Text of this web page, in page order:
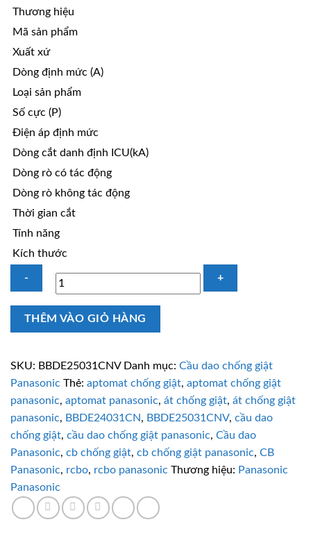
là:
954.000 ₫.
Thương hiệu
Mã sản phẩm
Xuất xứ
Dòng định mức (A)
Loại sản phẩm
Số cực (P)
Điện áp định mức
Dòng cắt danh định ICU(kA)
Dòng rò có tác động
Dòng rò không tác động
Thời gian cắt
Tính năng
Kích thước
Cầu
giật
2P
50A
số
lượng
THÊM VÀO GIỎ HÀNG
SKU: BBDE25031CNV Danh mục: Cầu dao chống giật
Panasonic Thẻ: aptomat chống giật, aptomat chống giật
panasonic, aptomat panasonic, át chống giật, át chống giật
panasonic, BBDE24031CN, BBDE25031CNV, cầu dao
chống giật, cầu dao chống giật panasonic, Cầu dao
Panasonic, cb chống giật, cb chống giật panasonic, CB
Panasonic, rcbo, rcbo panasonic Thương hiệu: Panasonic
Panasonic